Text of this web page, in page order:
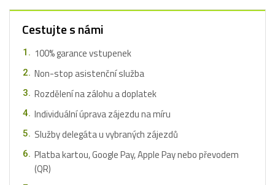
Cestujte s námi
100% garance vstupenek
Non-stop asistenční služba
Rozdělení na zálohu a doplatek
Individuální úprava zájezdu na míru
Služby delegáta u vybraných zájezdů
Platba kartou, Google Pay, Apple Pay nebo převodem
(QR)